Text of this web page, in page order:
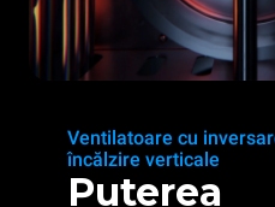
Ventilatoare cu
încălzire verticale
Puterea